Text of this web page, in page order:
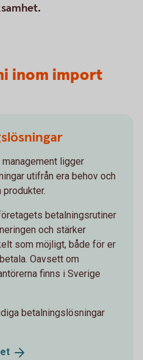
inom import
ligger
utifrån era behov och
betalningsrutiner
och stärker
som möjligt, både för er
Oavsett om
finns i Sverige
betalningslösningar